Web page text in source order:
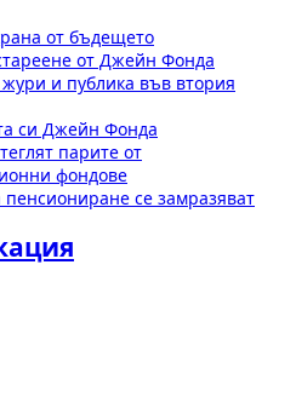
от бъдещето
от Джейн Фонда
и публика във втория
си Джейн Фонда
парите от
фондове
пенсиониране се замразяват